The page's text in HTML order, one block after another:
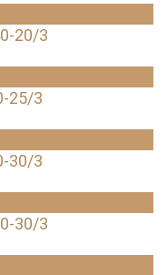
20/3
25/3
30/3
30/3